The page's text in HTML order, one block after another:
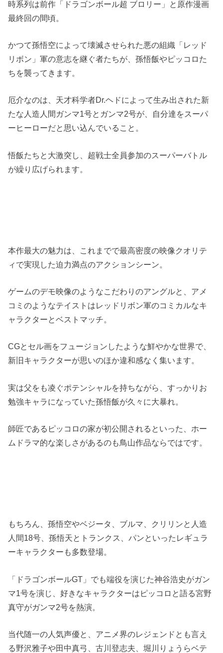
時系列は前作「ドラゴンボール超 ブロリー」と原作漫画
最終回の間頃。
かつて孫悟空によって壊滅させられた悪の組織「レッド
リボン」軍の意志を継ぐ者たちが、孫悟飯やピッコロた
ちを襲ってきます。
厄介なのは、天才科学者Dr.ヘドによって生み出された新
たな人造人間ガンマ1号とガンマ2号が、自分達をスーパ
ーヒーローだと思い込んでいること。
悟飯たちと大激突し、超戦士全員参加のスーパーバトル
が繰り広げられます。
本作最大の魅力は、これまでで最高密度の映像クオリテ
ィで実現した迫力満点のアクションシーン。
ゲームのデモ映像のようなこだわりのアングルと、アメ
コミのようなテイストはレッドリボン軍のコミカルなキ
ャラクターとベストマッチ。
CGとセル画をフュージョンしたような鮮やかな世界で、
新旧キャラクターが思いのほか違和感なく集います。
実は父をも凌ぐポテンシャルを持ちながら、すっかりお
勉強キャラになっていた孫悟飯が久々に大暴れ。
師匠であるピッコロの家が初公開されるといった、ホー
ムドラマ的な楽しさがあるのも鳥山作品ならではです。
もちろん、孫悟空やベジータ、ブルマ、クリリンと人造
人間18号、孫悟天とトランクス、パンといったレギュラ
ーキャラクターも多数登場。
「ドラゴンボールGT」でも端役を演じた神谷浩史がガン
マ1号を演じ、好きなキャラクターはピッコロと語る宮野
真守がガンマ2号を熱演。
当代随一の人気声優と、アニメ界のレジェンドとも言え
る野沢雅子や田中真弓、古川登志夫、堀川りょうらベテ